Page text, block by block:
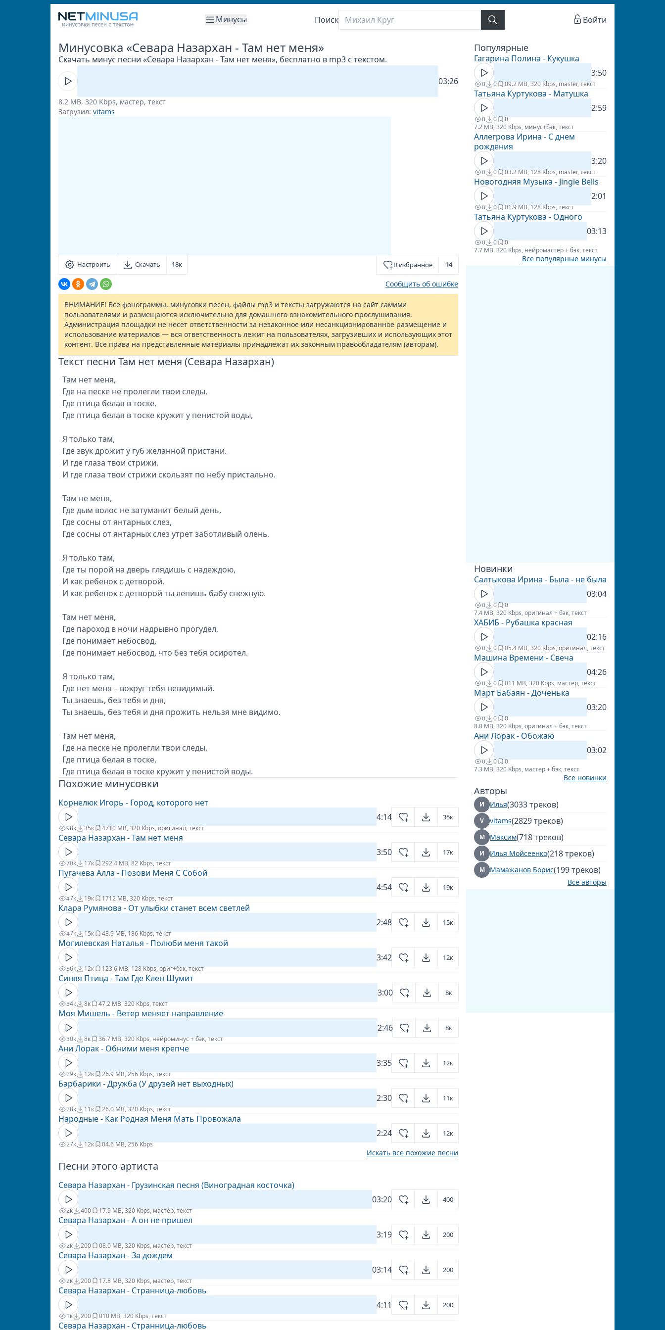
Минусы Поиск Войти
Минусовка «Севара Назархан - Там нет меня»
Скачать минус песни «Севара Назархан - Там нет меня», бесплатно в mp3 с текстом.
03:26
8.2 MB, 320 Kbps, мастер, текст
Загрузил: vitams
Настроить Скачать 18к В избранное 14
Сообщить об ошибке
ВНИМАНИЕ! Все фонограммы, минусовки песен, файлы mp3 и тексты загружаются на сайт самими
пользователями и размещаются исключительно для домашнего ознакомительного прослушивания.
Администрация площадки не несёт ответственности за незаконное или несанкционированное размещение и
использование материалов — вся ответственность лежит на пользователях, загрузивших и использующих этот
контент. Все права на представленные материалы принадлежат их законным правообладателям (авторам).
Текст песни Там нет меня (Севара Назархан)
Там нет меня,
Где на песке не пролегли твои следы,
Где птица белая в тоске,
Где птица белая в тоске кружит у пенистой воды,
Я только там,
Где звук дрожит у губ желанной пристани.
И где глаза твои стрижи,
И где глаза твои стрижи скользят по небу пристально.
Там не меня,
Где дым волос не затуманит белый день,
Где сосны от янтарных слез,
Где сосны от янтарных слез утрет заботливый олень.
Я только там,
Где ты порой на дверь глядишь с надеждою,
И как ребенок с детворой,
И как ребенок с детворой ты лепишь бабу снежную.
Там нет меня,
Где пароход в ночи надрывно прогудел,
Где понимает небосвод,
Где понимает небосвод, что без тебя осиротел.
Я только там,
Где нет меня – вокруг тебя невидимый.
Ты знаешь, без тебя и дня,
Ты знаешь, без тебя и дня прожить нельзя мне видимо.
Там нет меня,
Где на песке не пролегли твои следы,
Где птица белая в тоске,
Где птица белая в тоске кружит у пенистой воды.
Похожие минусовки
Корнелюк Игорь - Город, которого нет
4:14
35к
98к 35к 4710 MB, 320 Kbps, оригинал, текст
Севара Назархан - Там нет меня
3:50
17к
70к 17к 292.4 MB, 82 Kbps, текст
Пугачева Алла - Позови Меня С Собой
4:54
19к
47к 19к 1712 MB, 320 Kbps, текст
Клара Румянова - От улыбки станет всем светлей
2:48
15к
47к 15к 43.9 MB, 186 Kbps, текст
Могилевская Наталья - Полюби меня такой
3:42
12к
36к 12к 123.6 MB, 128 Kbps, ориг+бэк, текст
Синяя Птица - Там Где Клен Шумит
3:00
8к
34к 8к 47.2 MB, 320 Kbps, текст
Моя Мишель - Ветер меняет направление
2:46
8к
30к 8к 36.7 MB, 320 Kbps, нейроминус + бэк, текст
Ани Лорак - Обними меня крепче
3:35
12к
29к 12к 26.9 MB, 256 Kbps, текст
Барбарики - Дружба (У друзей нет выходных)
2:30
11к
28к 11к 26.0 MB, 320 Kbps, текст
Народные - Как Родная Меня Мать Провожала
2:24
12к
27к 12к 04.6 MB, 256 Kbps
Искать все похожие песни
Песни этого артиста
Севара Назархан - Грузинская песня (Виноградная косточка)
03:20
400
2к 400 17.9 MB, 320 Kbps, мастер, текст
Севара Назархан - А он не пришел
3:19
200
2к 200 08.0 MB, 320 Kbps, мастер, текст
Севара Назархан - За дождем
03:14
200
2к 200 17.8 MB, 320 Kbps, мастер, текст
Севара Назархан - Странница-любовь
4:11
200
1к 200 010 MB, 320 Kbps, текст
Севара Назархан - Странница-любовь
Популярные
Гагарина Полина - Кукушка
3:50
0 0 09.2 MB, 320 Kbps, master, текст
Татьяна Куртукова - Матушка
2:59
0 0
0
7.2 MB, 320 Kbps, минус+бэк, текст
Аллегрова Ирина - С днем
рождения
3:20
0 0 03.2 MB, 128 Kbps, master, текст
Новогодняя Музыка - Jingle Bells
2:01
0 0 01.9 MB, 128 Kbps, текст
Татьяна Куртукова - Одного
03:13
0 0
0
7.7 MB, 320 Kbps, нейромастер + бэк, текст
Все популярные минусы
Новинки
Салтыкова Ирина - Была - не была
03:04
0 0
0
7.4 MB, 320 Kbps, оригинал + бэк, текст
ХАБИБ - Рубашка красная
02:16
0 0 05.4 MB, 320 Kbps, оригинал, текст
Машина Времени - Свеча
04:26
0 0 011 MB, 320 Kbps, мастер, текст
Март Бабаян - Доченька
03:20
0 0
0
8.0 MB, 320 Kbps, оригинал + бэк, текст
Ани Лорак - Обожаю
03:02
0 0
0
7.3 MB, 320 Kbps, мастер + бэк, текст
Все новинки
Авторы
И Илья(3033 треков)
V vitams(2829 треков)
М Максим(718 треков)
И Илья Мойсеенко(218 треков)
М Мамажанов Борис(199 треков)
Все авторы